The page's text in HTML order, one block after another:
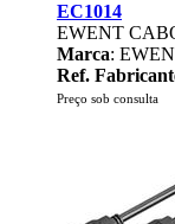
EC1014
EWENT
Marca:
Ref.
Preço sob consulta